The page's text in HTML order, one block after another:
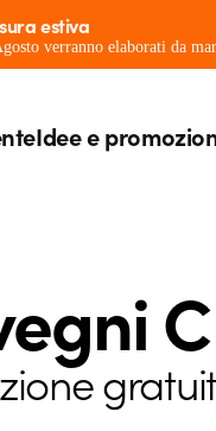
estiva
verranno elaborati da
Idee e